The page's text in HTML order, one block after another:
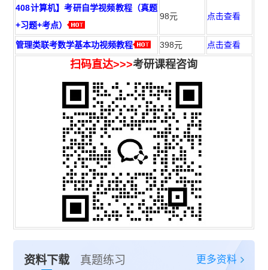
408计算机】考研自学视频教程（真题
+习题+考点）
98元 点击查看
管理类联考数学基本功视频教程 398元 点击查看
扫码直达>>>考研课程咨询
资料下载 真题练习 更多资料